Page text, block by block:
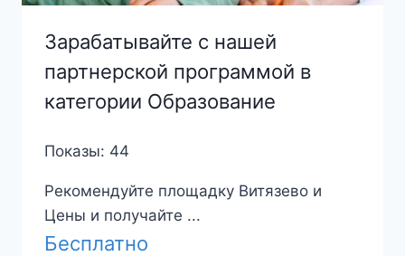
Зарабатывайте с нашей
партнерской программой в
категории Образование
Показы: 44
Рекомендуйте площадку Витязево и
Цены и получайте ...
Бесплатно